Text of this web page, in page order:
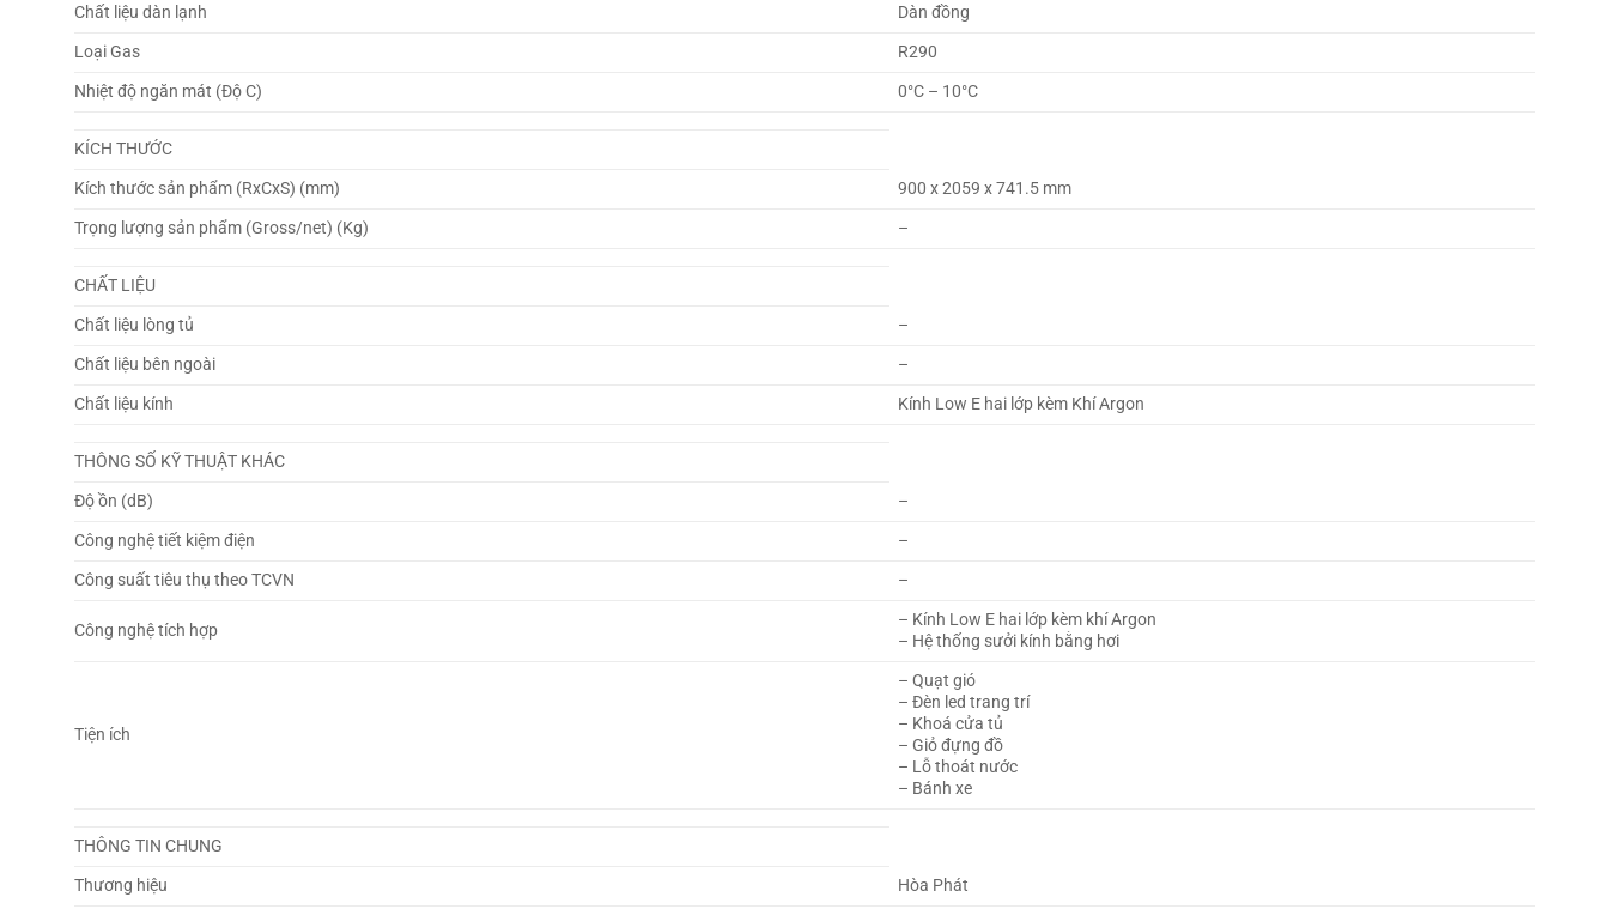
Chất liệu dàn lạnh
Dàn đồng
Loại Gas
R290
Nhiệt độ ngăn mát (Độ C)
0°C – 10°C
KÍCH THƯỚC
Kích thước sản phẩm (RxCxS) (mm)
900 x 2059 x 741.5 mm
Trọng lượng sản phẩm (Gross/net) (Kg)
–
CHẤT LIỆU
Chất liệu lòng tủ
–
Chất liệu bên ngoài
–
Chất liệu kính
Kính Low E hai lớp kèm Khí Argon
THÔNG SỐ KỸ THUẬT KHÁC
Độ ồn (dB)
–
Công nghệ tiết kiệm điện
–
Công suất tiêu thụ theo TCVN
–
Công nghệ tích hợp
– Kính Low E hai lớp kèm khí Argon
– Hệ thống sưởi kính bằng hơi
Tiện ích
– Quạt gió
– Đèn led trang trí
– Khoá cửa tủ
– Giỏ đựng đồ
– Lỗ thoát nước
– Bánh xe
THÔNG TIN CHUNG
Thương hiệu
Hòa Phát